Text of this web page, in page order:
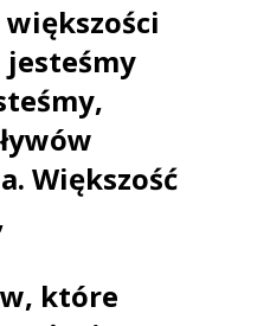
Większość
które